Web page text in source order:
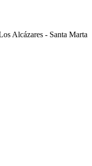
Alcázares - Santa Marta